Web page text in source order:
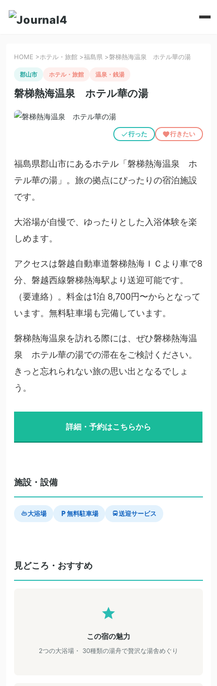
HOME >ホテル・旅館 >福島県 >磐梯熱海温泉 ホテル華の湯
郡山市 ホテル・旅館 温泉・銭湯
磐梯熱海温泉 ホテル華の湯
行った 行きたい
福島県郡山市にあるホテル「磐梯熱海温泉 ホ
テル華の湯」。旅の拠点にぴったりの宿泊施設
です。
大浴場が自慢で、ゆったりとした入浴体験を楽
しめます。
アクセスは磐越自動車道磐梯熱海ＩＣより車で8
分、磐越西線磐梯熱海駅より送迎可能です。
（要連絡）。料金は1泊 8,700円〜からとなって
います。無料駐車場も完備しています。
磐梯熱海温泉を訪れる際には、ぜひ磐梯熱海温
泉 ホテル華の湯での滞在をご検討ください。
きっと忘れられない旅の思い出となるでしょ
う。
詳細・予約はこちらから
施設・設備
大浴場 無料駐車場 送迎サービス
見どころ・おすすめ
この宿の魅力
2つの大浴場・ 30種類の湯舟で贅沢な湯舎めぐり